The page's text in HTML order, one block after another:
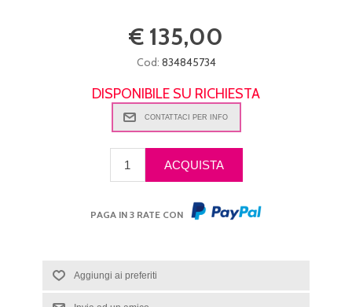
€ 135,00
Cod: 834845734
DISPONIBILE SU RICHIESTA
PAGA IN 3 RATE CON